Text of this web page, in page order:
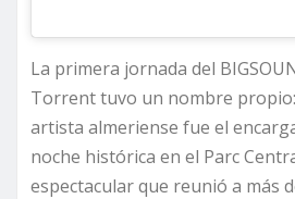
La primera jornada del
Torrent tuvo un nombre propio:
artista almeriense fue el
noche histórica en el Parc
espectacular que reunió a más